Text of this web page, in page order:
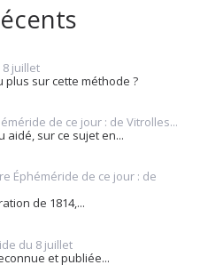
juillet
sur cette méthode ?
de ce jour : de Vitrolles...
aidé, sur ce sujet en...
Éphéméride de ce jour : de
de 1814,...
du 8 juillet
et publiée...